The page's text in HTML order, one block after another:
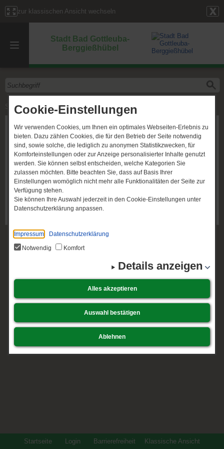
Cookie-Einstellungen
Wir verwenden Cookies, um Ihnen ein optimales Webseiten-Erlebnis zu
bieten. Dazu zählen Cookies, die für den Betrieb der Seite notwendig
sind, sowie solche, die lediglich zu anonymen Statistikzwecken, für
Komforteinstellungen oder zur Anzeige personalisierter Inhalte genutzt
werden. Sie können selbst entscheiden, welche Kategorien Sie
zulassen möchten. Bitte beachten Sie, dass auf Basis Ihrer
Einstellungen womöglich nicht mehr alle Funktionalitäten der Seite zur
Verfügung stehen.
Sie können Ihre Auswahl jederzeit in den Cookie-Einstellungen unter
Datenschutzerklärung anpassen.
Impressum
Datenschutzerklärung
Notwendig
Komfort
Details anzeigen
Alles akzeptieren
Auswahl bestätigen
Ablehnen
zur klassischen Ansicht wechseln
Stadt Bad Gottleuba-
Berggießhübel
Start»Rechtsgrundlagen»Satzungen»Satzung Stadtbibliothek
Satzungen
Satzung Stadtbibliothek
Erscheinung im Amtsblatt Nr.März 2007.
Download:
Satzung Stadtbibliothek
beschlossen am 01.​02.​2007, gültig ab 02.​03.​2007 (veröffentlicht
im Amtsblatt März 2007) [444.42 kB]
Startseite Login Barrierefreiheit Klassische Ansicht